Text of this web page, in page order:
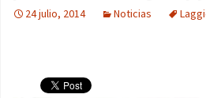
24 julio, 2014 Noticias